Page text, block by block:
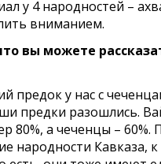
у 4 народностей –
вниманием.
вы можете
предок у нас с
предки разошлись.
80%, а чеченцы – 60%.
народности